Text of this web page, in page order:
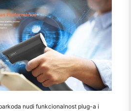
nudi funkcionalnost plug-a i